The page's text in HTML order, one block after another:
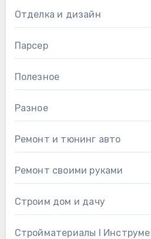
Отделка и дизайн
Парсер
Полезное
Разное
Ремонт и тюнинг авто
Ремонт своими руками
Строим дом и дачу
Стройматериалы l